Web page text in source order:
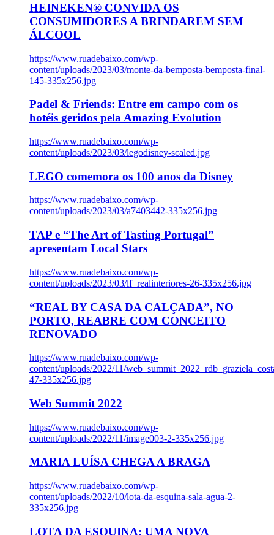
HEINEKEN® CONVIDA OS
CONSUMIDORES A BRINDAREM SEM
ÁLCOOL
https://www.ruadebaixo.com/wp-
content/uploads/2023/03/monte-da-bemposta-bemposta-final-
145-335x256.jpg
Padel & Friends: Entre em campo com os
hotéis geridos pela Amazing Evolution
https://www.ruadebaixo.com/wp-
content/uploads/2023/03/legodisney-scaled.jpg
LEGO comemora os 100 anos da Disney
https://www.ruadebaixo.com/wp-
content/uploads/2023/03/a7403442-335x256.jpg
TAP e “The Art of Tasting Portugal”
apresentam Local Stars
https://www.ruadebaixo.com/wp-
content/uploads/2023/03/lf_realinteriores-26-335x256.jpg
“REAL BY CASA DA CALÇADA”, NO
PORTO, REABRE COM CONCEITO
RENOVADO
https://www.ruadebaixo.com/wp-
content/uploads/2022/11/
47-335x256.jpg
Web Summit 2022
https://www.ruadebaixo.com/wp-
content/uploads/2022/11/image003-2-335x256.jpg
MARIA LUÍSA CHEGA A BRAGA
https://www.ruadebaixo.com/wp-
content/uploads/2022/10/lota-da-esquina-sala-agua-2-
335x256.jpg
LOTA DA ESQUINA: UMA NOVA